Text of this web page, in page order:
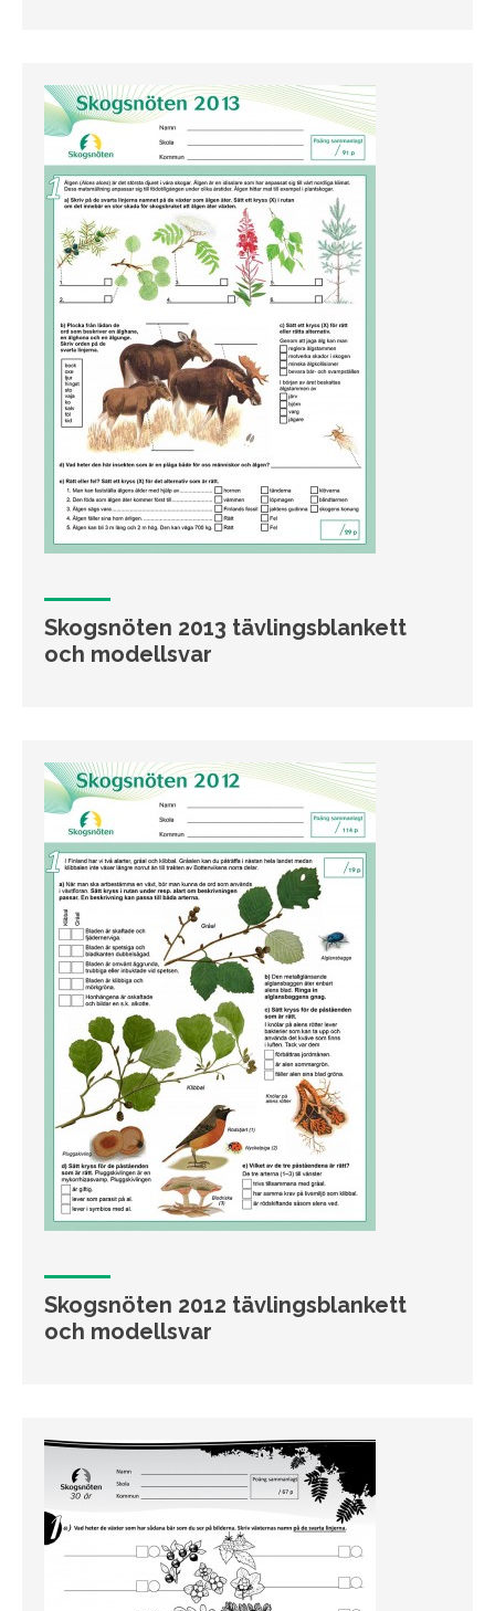
Skogsnöten 2013 tävlingsblankett
och modellsvar
Skogsnöten 2012 tävlingsblankett
och modellsvar